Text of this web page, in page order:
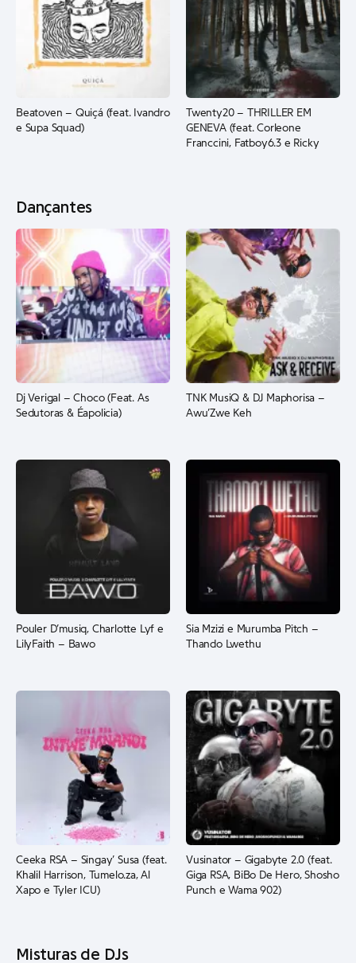
Beatoven – Quiçá (feat. Ivandro
e Supa Squad)
Twenty20 – THRILLER EM
GENEVA (feat. Corleone
Franccini, Fatboy6.3 e Ricky
Dançantes
Dj Verigal – Choco (Feat. As
Sedutoras & Éapolicia)
TNK MusiQ & DJ Maphorisa –
Awu’Zwe Keh
Pouler D’musiq, Charlotte Lyf e
LilyFaith – Bawo
Sia Mzizi e Murumba Pitch –
Thando Lwethu
Ceeka RSA – Singay’ Susa (feat.
Khalil Harrison, Tumelo.za, Al
Xapo e Tyler ICU)
Vusinator – Gigabyte 2.0 (feat.
Giga RSA, BiBo De Hero, Shosho
Punch e Wama 902)
Misturas de DJs